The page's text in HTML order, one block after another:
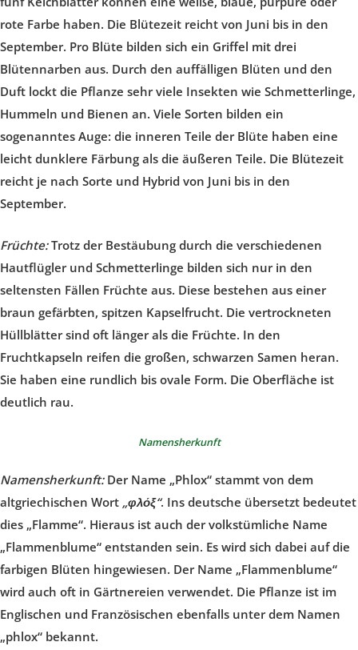
rote Farbe haben. Die Blütezeit reicht von Juni bis in den
September. Pro Blüte bilden sich ein Griffel mit drei
Blütennarben aus. Durch den auffälligen Blüten und den
Duft lockt die Pflanze sehr viele Insekten wie Schmetterlinge,
Hummeln und Bienen an. Viele Sorten bilden ein
sogenanntes Auge: die inneren Teile der Blüte haben eine
leicht dunklere Färbung als die äußeren Teile. Die Blütezeit
reicht je nach Sorte und Hybrid von Juni bis in den
September.
Früchte:Trotz der Bestäubung durch die verschiedenen
Hautflügler und Schmetterlinge bilden sich nur in den
seltensten Fällen Früchte aus. Diese bestehen aus einer
braun gefärbten, spitzen Kapselfrucht. Die vertrockneten
Hüllblätter sind oft länger als die Früchte. In den
Fruchtkapseln reifen die großen, schwarzen Samen heran.
Sie haben eine rundlich bis ovale Form. Die Oberfläche ist
deutlich rau.
Namensherkunft
Namensherkunft: Der Name „Phlox“ stammt von dem
altgriechischen Wort „φλόξ“. Ins deutsche übersetzt bedeutet
dies „Flamme“. Hieraus ist auch der volkstümliche Name
„Flammenblume“ entstanden sein. Es wird sich dabei auf die
farbigen Blüten hingewiesen. Der Name „Flammenblume“
wird auch oft in Gärtnereien verwendet. Die Pflanze ist im
Englischen und Französischen ebenfalls unter dem Namen
„phlox“ bekannt.